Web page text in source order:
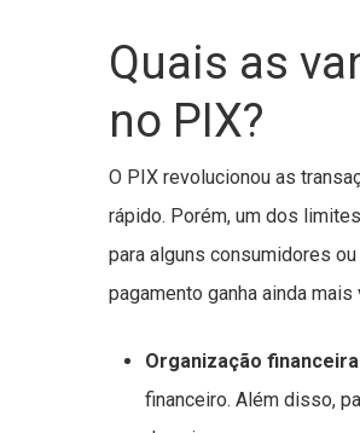
Quais as
no PIX?
O PIX revolucionou as
rápido. Porém, um dos
para alguns consumidores
pagamento ganha ainda mais
Organização
financeiro. Além disso,